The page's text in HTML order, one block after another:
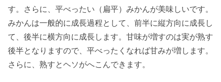
す。さらに、平べったい（扁平）みかんが美味しいです。
みかんは一般的に成長過程として、前半に縦方向に成長し
て、後半に横方向に成長します。甘味が増すのは実が熟す
後半となりますので、平べったくなれば甘みが増します。
さらに、熟すとヘソがへこんできます。